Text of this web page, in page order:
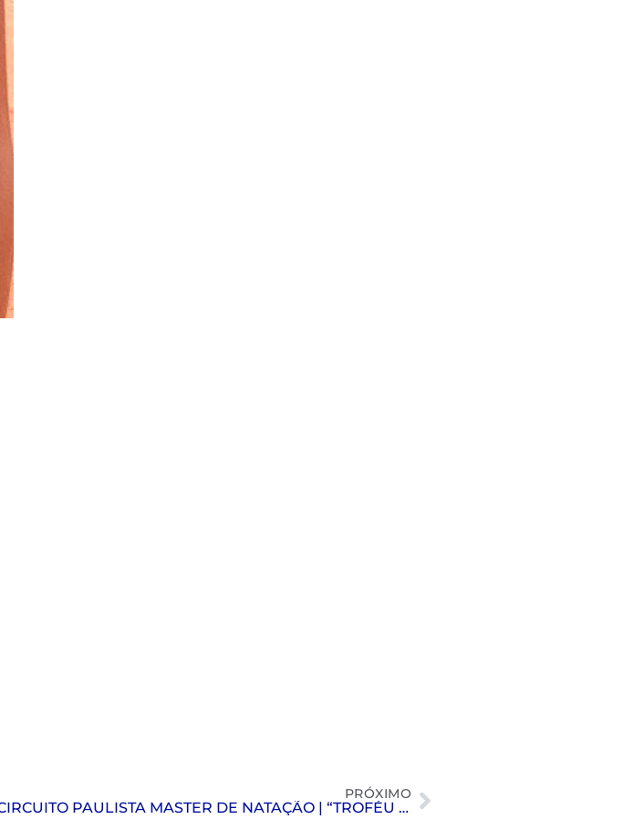
PRÓXIMO
1ª ETAPA CIRCUITO PAULISTA MASTER DE NATAÇÃO | “TROFÉU RICARDO YAMIN”